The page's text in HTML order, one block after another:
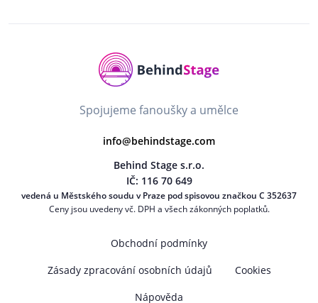
Spojujeme fanoušky a umělce
info@behindstage.com
Behind Stage s.r.o.
IČ: 116 70 649
vedená u Městského soudu v Praze pod spisovou značkou C 352637
Ceny jsou uvedeny vč. DPH a všech zákonných poplatků.
Obchodní podmínky
Zásady zpracování osobních údajů
Cookies
Nápověda